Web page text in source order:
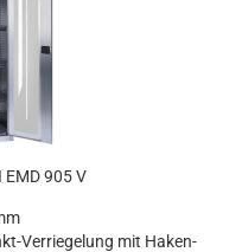
905 V
Verriegelung mit Ha­ken­